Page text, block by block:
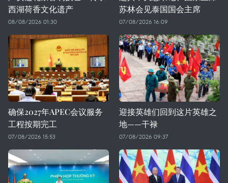
西湖荷香文化遗产
08/08/2026 01:30
苏林会见泰国国会主席
07/08/2026 16:09
确保2027年APEC会议服务
工程按期完工
07/08/2026 15:53
迎接英雄们回到这片英雄之
地——干禄
07/08/2026 09:37